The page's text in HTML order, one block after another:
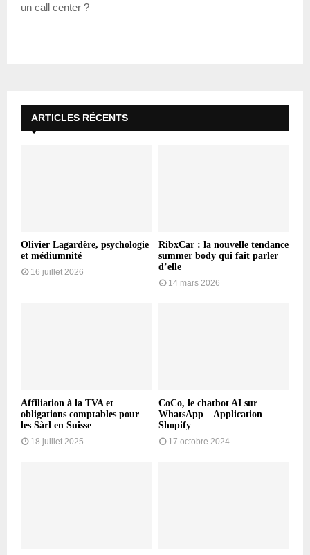
un call center ?
ARTICLES RÉCENTS
Olivier Lagardère, psychologie
et médiumnité
16 juillet 2026
RibxCar : la nouvelle tendance
summer body qui fait parler
d’elle
14 mars 2026
Affiliation à la TVA et
obligations comptables pour
les Sàrl en Suisse
18 juillet 2025
CoCo, le chatbot AI sur
WhatsApp – Application
Shopify
17 octobre 2024